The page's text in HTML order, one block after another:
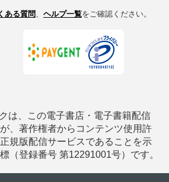
ある質問、 ヘルプ一覧をご確認ください。
は、この電子書店・電子書籍配信
、著作権者からコンテンツ使用許
規版配信サービスであることを示
（登録番号 第12291001号）です。